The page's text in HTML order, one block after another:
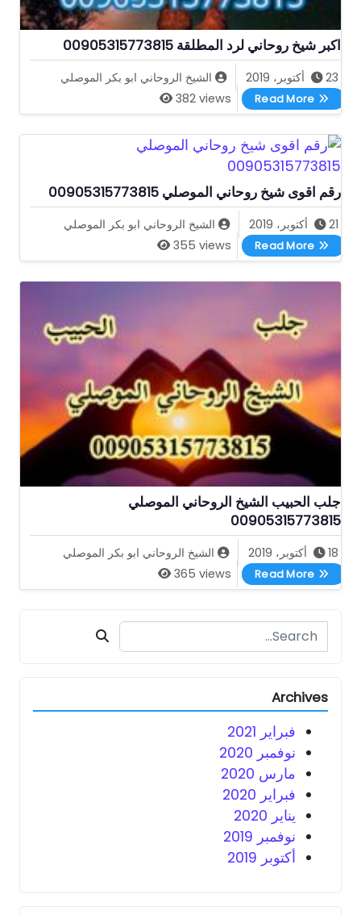
اكبر شيخ روحاني لرد المطلقة 00905315773815
23 أكتوبر، 2019
الشيخ الروحاني ابو بكر الموصلي
382 views
Read More
اكبر شيخ روحاني لرد المطلقة 00905315773815
رقم اقوى شيخ روحاني الموصلي 00905315773815
21 أكتوبر، 2019
الشيخ الروحاني ابو بكر الموصلي
355 views
Read More
رقم اقوى شيخ روحاني الموصلي 00905315773815
جلب الحبيب الشيخ الروحاني الموصلي
00905315773815
18 أكتوبر، 2019
الشيخ الروحاني ابو بكر الموصلي
365 views
Read More
جلب الحبيب الشيخ الروحاني الموصلي 00905315773815
Search for:
Archives
فبراير 2021
نوفمبر 2020
مارس 2020
فبراير 2020
يناير 2020
نوفمبر 2019
أكتوبر 2019